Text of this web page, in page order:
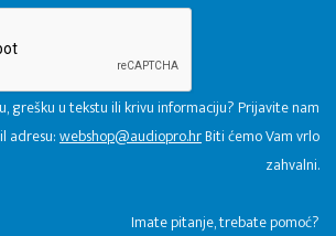
grešku u tekstu ili krivu informaciju? Prijavite nam
adresu:webshop@audiopro.hrBiti ćemo Vam vrlo
zahvalni.
​Imate pitanje, trebate pomoć?